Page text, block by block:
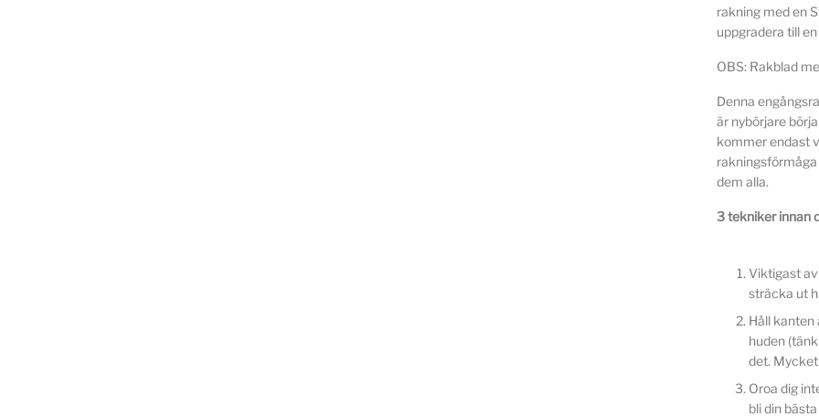
rakning med en
uppgradera till
OBS: Rakblad
Denna
är nybörjare
kommer endast
dem alla.
3 tekniker innan
Viktigast
sträcka ut
Håll kanten
huden
det.
Oroa dig
bli din